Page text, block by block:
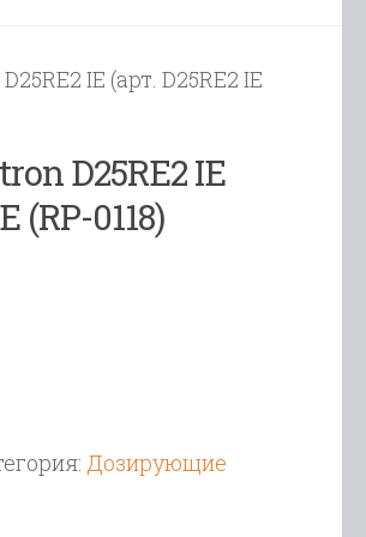
IE (арт. D25RE2 IE
D25RE2 IE
(RP-0118)
Дозирующие